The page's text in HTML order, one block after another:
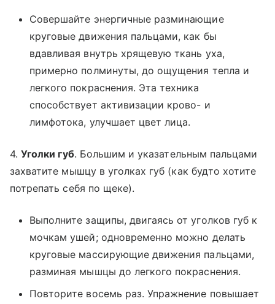
Совершайте энергичные разминающие
круговые движения пальцами, как бы
вдавливая внутрь хрящевую ткань уха,
примерно полминуты, до ощущения тепла и
легкого покраснения. Эта техника
способствует активизации крово- и
лимфотока, улучшает цвет лица.
4.Уголки губ. Большим и указательным пальцами
захватите мышцу в уголках губ (как будто хотите
потрепать себя по щеке).
Выполните защипы, двигаясь от уголков губ к
мочкам ушей; одновременно можно делать
круговые массирующие движения пальцами,
разминая мышцы до легкого покраснения.
Повторите восемь раз. Упражнение повышает